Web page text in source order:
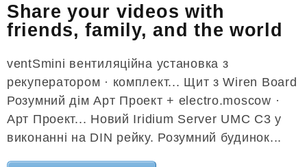
Share your videos with
friends, family, and the world
ventSmini вентиляційна установка з
рекуператором · комплект... Щит з Wiren Board
Розумний дім Арт Проект + electro.moscow ·
Арт Проект... Новий Iridium Server UMC С3 у
виконанні на DIN рейку. Розумний будинок...